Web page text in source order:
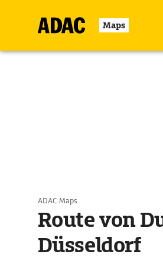
Maps
ADAC Maps
Route von
Düsseldorf